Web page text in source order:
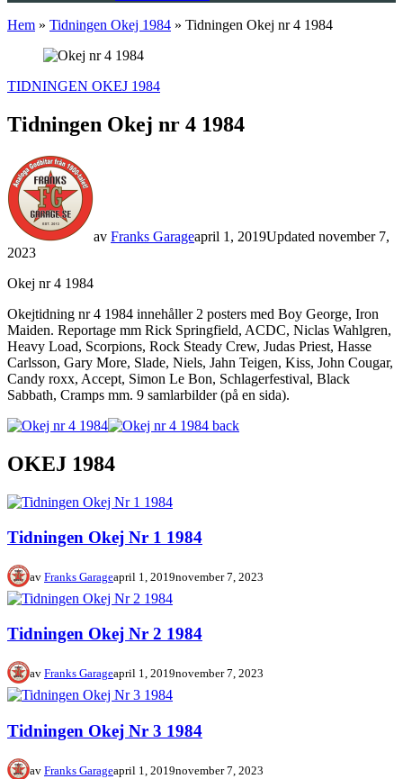
Hem » Tidningen Okej 1984 » Tidningen Okej nr 4 1984
POSTED
TIDNINGEN OKEJ 1984
Tidningen Okej nr 4 1984
av Franks Garageapril 1, 2019Updated november 7,
2023
Okej nr 4 1984
Okejtidning nr 4 1984 innehåller 2 posters med Boy George, Iron
Maiden. Reportage mm Rick Springfield, ACDC, Niclas Wahlgren,
Heavy Load, Scorpions, Rock Steady Crew, Judas Priest, Hasse
Carlsson, Gary More, Slade, Niels, Jahn Teigen, Kiss, John Cougar,
Candy roxx, Accept, Simon Le Bon, Schlagerfestival, Black
Sabbath, Cramps mm. 9 samlarbilder (på en sida).
OKEJ 1984
Tidningen Okej Nr 1 1984
av Franks Garageapril 1, 2019november 7, 2023
Tidningen Okej Nr 2 1984
av Franks Garageapril 1, 2019november 7, 2023
Tidningen Okej Nr 3 1984
av Franks Garageapril 1, 2019november 7, 2023